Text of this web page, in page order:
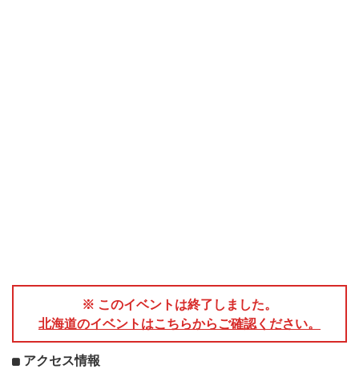
※ このイベントは終了しました。
北海道のイベントはこちらからご確認ください。
アクセス情報